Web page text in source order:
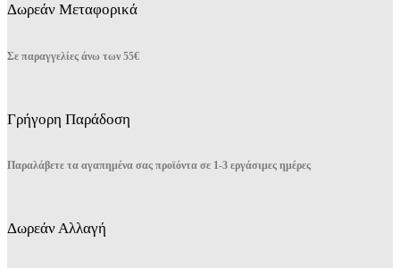
Δωρεάν Μεταφορικά
Σε παραγγελίες άνω των 55€
Γρήγορη Παράδοση
Παραλάβετε τα αγαπημένα σας προϊόντα σε 1-3 εργάσιμες ημέρες
Δωρεάν Αλλαγή